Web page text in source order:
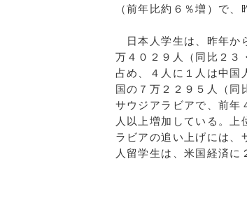
（前年比約６％増）で
日本人学生は、昨年か
万４０２９人（同比２３
占め、４人に１人は中国
国の７万２２９５人（同
サウジアラビアで、前年
人以上増加している。
ラビアの追い上げには、
人留学生は、米国経済に